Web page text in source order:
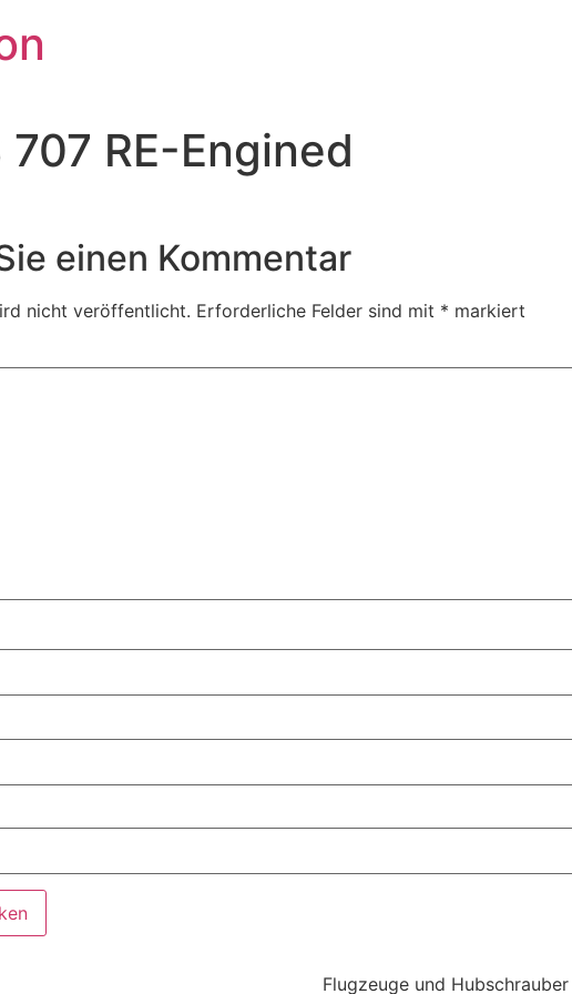
707 RE-Engined
einen Kommentar
nicht veröffentlicht. Erforderliche Felder sind mit * markiert
Flugzeuge und Hubschrauber